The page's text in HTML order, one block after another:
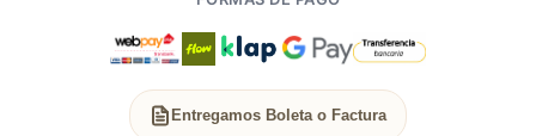
Entregamos Boleta o Factura